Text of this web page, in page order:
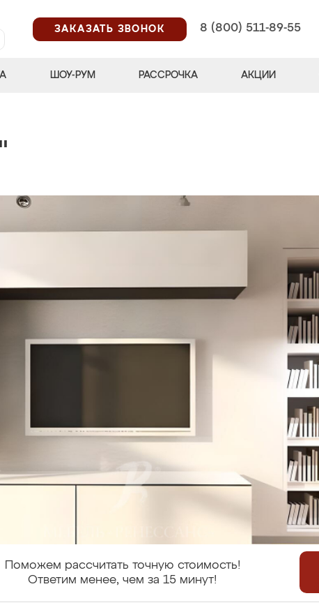
ЗАКАЗАТЬ ЗВОНОК
8 (800) 511-89-55
ШОУ-РУМ РАССРОЧКА АКЦИИ
Поможем рассчитать точную стоимость!
Ответим менее, чем за 15 минут!